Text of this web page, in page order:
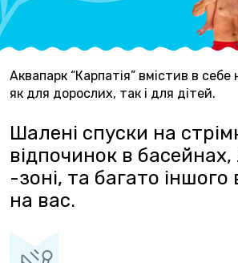
Аквапарк “Карпатія” вмістив в себе
як для дорослих, так і для дітей.
Шалені спуски на
відпочинок в
-зоні, та багато іншого
на вас.